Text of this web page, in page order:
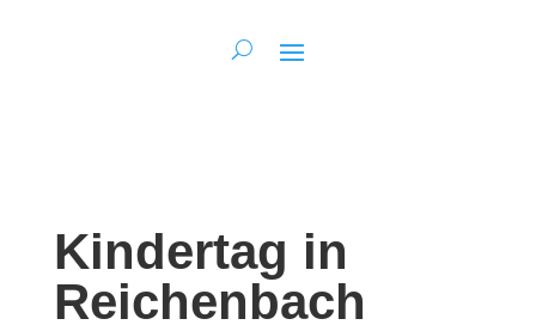
Kindertag in
Reichenbach